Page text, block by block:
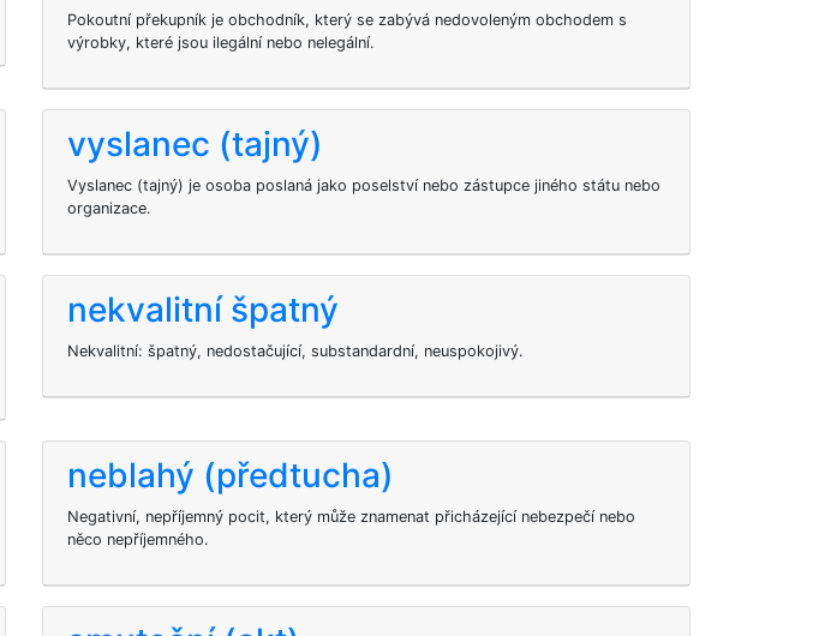
Pokoutní překupník je obchodník, který se zabývá nedovoleným obchodem s
výrobky, které jsou ilegální nebo nelegální.
vyslanec (tajný)
Vyslanec (tajný) je osoba poslaná jako poselství nebo zástupce jiného státu nebo
organizace.
nekvalitní špatný
Nekvalitní: špatný, nedostačující, substandardní, neuspokojivý.
neblahý (předtucha)
Negativní, nepříjemný pocit, který může znamenat přicházející nebezpečí nebo
něco nepříjemného.